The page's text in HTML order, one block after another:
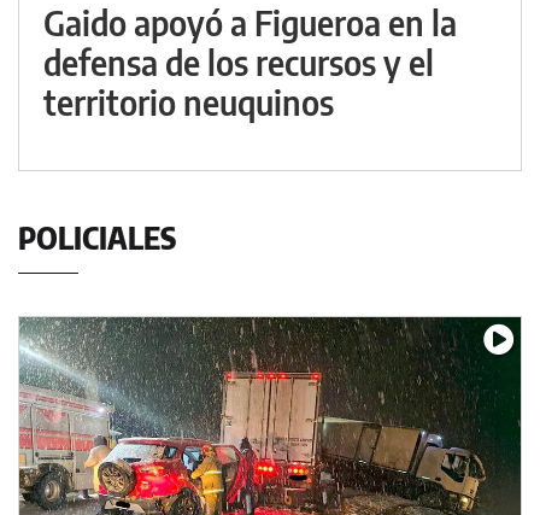
Gaido apoyó a Figueroa en la
defensa de los recursos y el
territorio neuquinos
POLICIALES